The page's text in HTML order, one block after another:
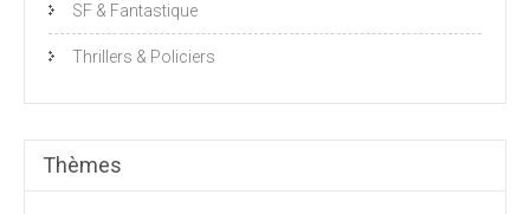
SF & Fantastique
Thrillers & Policiers
Thèmes